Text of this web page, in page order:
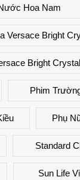
Hoa Nam
Versace Bright
Bright
Phim
Phụ
Standard
Sun Life